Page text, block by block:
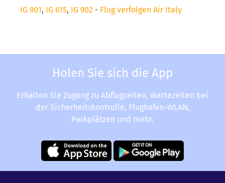
IG 901, IG 615, IG 902 - Flug verfolgen Air Italy
Holen Sie sich die App
Erhalten Sie Zugang zu Abflugzeiten, Wartezeiten bei
der Sicherheitskontrolle, Flughafen-WLAN,
Parkplätzen und mehr.